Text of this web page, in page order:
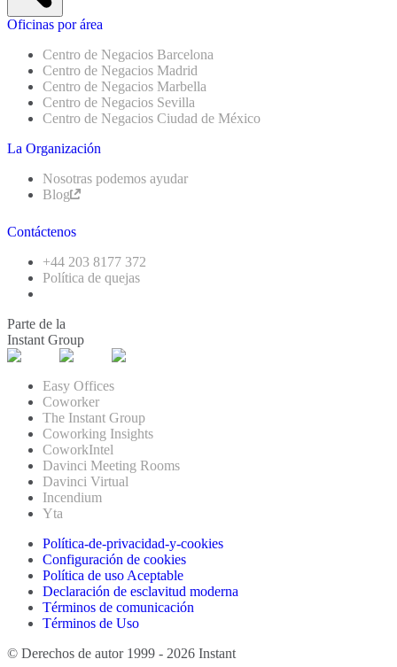
Oficinas por área
Centro de Negacios Barcelona
Centro de Negacios Madrid
Centro de Negacios Marbella
Centro de Negacios Sevilla
Centro de Negacios Ciudad de México
La Organización
Nosotras podemos ayudar
Blog
Contáctenos
+44 203 8177 372
Política de quejas
Parte de la
Instant Group
Easy Offices
Coworker
The Instant Group
Coworking Insights
CoworkIntel
Davinci Meeting Rooms
Davinci Virtual
Incendium
Yta
Política-de-privacidad-y-cookies
Configuración de cookies
Política de uso Aceptable
Declaración de esclavitud moderna
Términos de comunicación
Términos de Uso
© Derechos de autor 1999 - 2026 Instant